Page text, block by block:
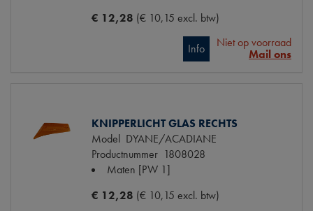
€ 12,28 (€ 10,15 excl. btw)
Info
Niet op voorraad
Mail ons
KNIPPERLICHT GLAS RECHTS
Model DYANE/ACADIANE
Productnummer 1808028
Maten [PW 1]
€ 12,28 (€ 10,15 excl. btw)